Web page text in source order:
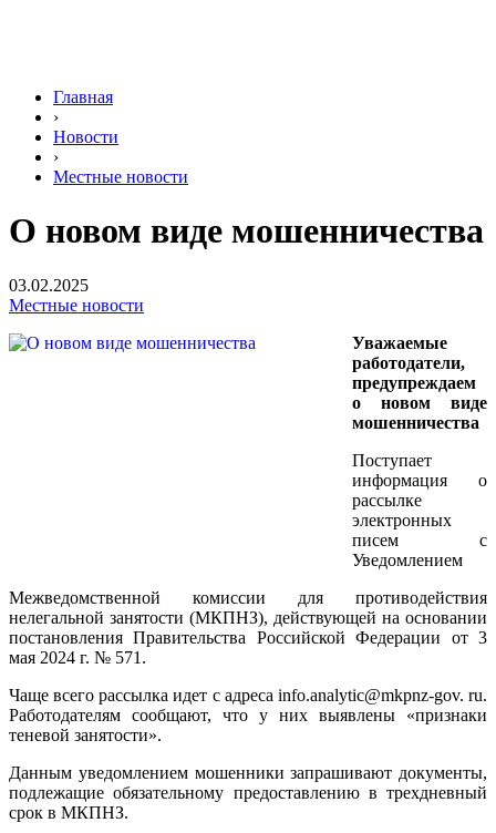
Главная
›
Новости
›
Местные новости
О новом виде мошенничества
03.02.2025
Местные новости
Уважаемые
работодатели,
предупреждаем
о новом виде
мошенничества
Поступает
информация о
рассылке
электронных
писем с
Уведомлением
Межведомственной комиссии для противодействия
нелегальной занятости (МКПНЗ), действующей на основании
постановления Правительства Российской Федерации от 3
мая 2024 г. № 571.
Чаще всего рассылка идет с адреса info.analytic@mkpnz-gov. ru.
Работодателям сообщают, что у них выявлены «признаки
теневой занятости».
Данным уведомлением мошенники запрашивают документы,
подлежащие обязательному предоставлению в трехдневный
срок в МКПНЗ.